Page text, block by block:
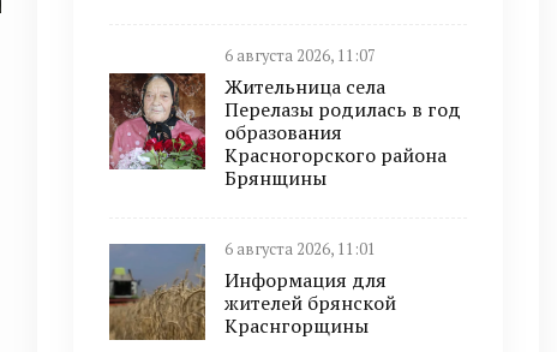
6 августа 2026, 11:07
Жительница села
Перелазы родилась в год
образования
Красногорского района
Брянщины
6 августа 2026, 11:01
Информация для
жителей брянской
Краснгорщины